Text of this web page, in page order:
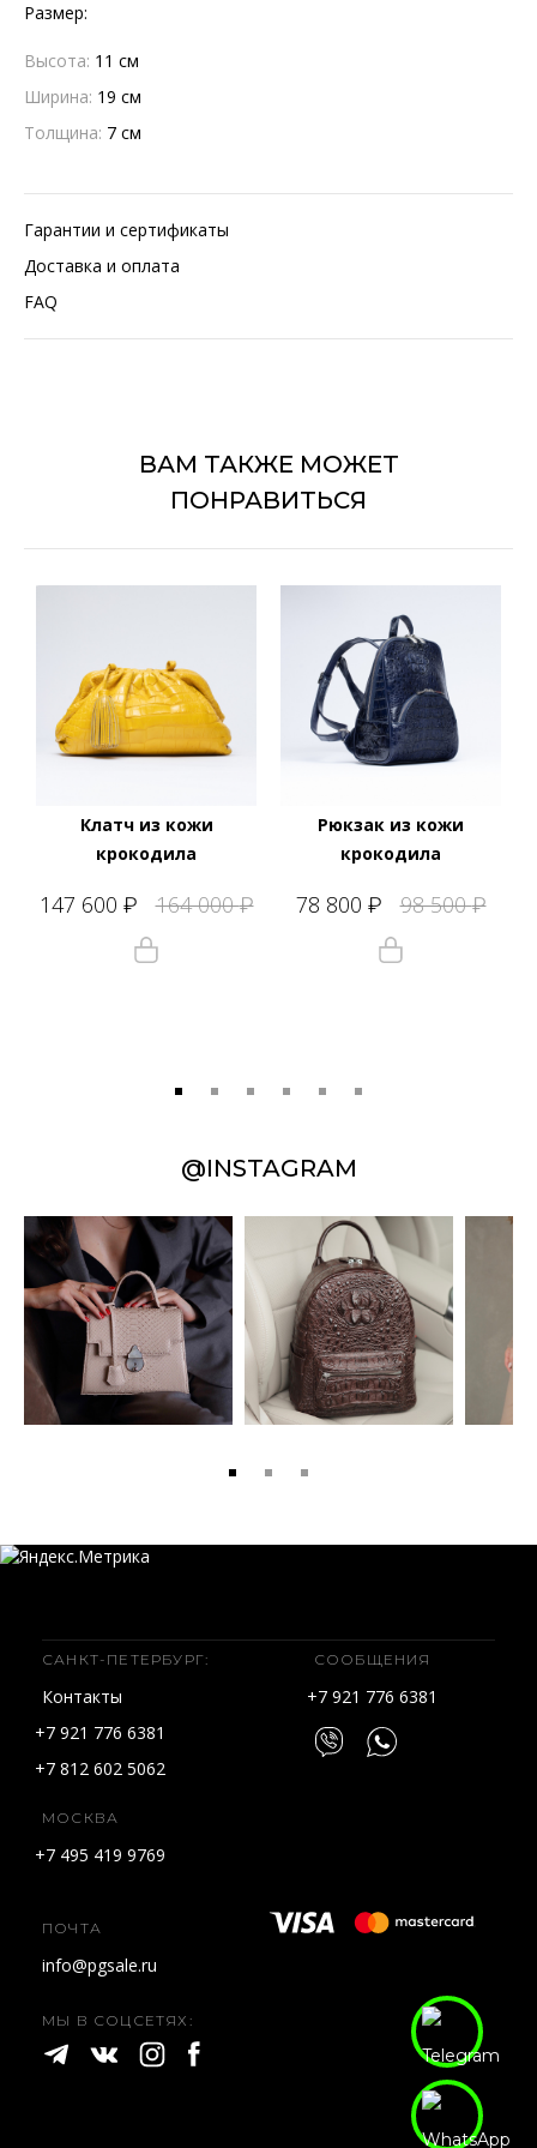
Размер:
Высота: 11 см
Ширина: 19 см
Толщина: 7 см
Гарантии и сертификаты
Доставка и оплата
FAQ
ВАМ ТАКЖЕ МОЖЕТ
ПОНРАВИТЬСЯ
Клатч из кожи
крокодила
147 600 ₽ 164 000₽
Рюкзак из кожи
крокодила
78 800 ₽ 98 500₽
@INSTAGRAM
САНКТ-ПЕТЕРБУРГ:
Контакты
+7 921 776 6381
+7 812 602 5062
МОСКВА
+7 495 419 9769
СООБЩЕНИЯ
+7 921 776 6381
ПОЧТА
info@pgsale.ru
МЫ В СОЦСЕТЯХ: